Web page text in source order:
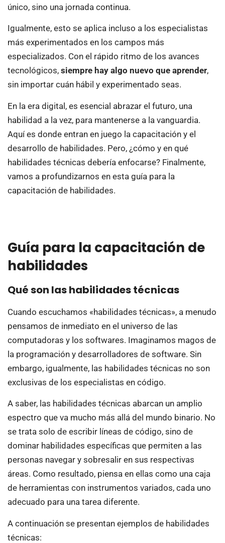
único, sino una jornada continua.
Igualmente, esto se aplica incluso a los especialistas
más experimentados en los campos más
especializados. Con el rápido ritmo de los avances
tecnológicos, siempre hay algo nuevo que aprender,
sin importar cuán hábil y experimentado seas.
En la era digital, es esencial abrazar el futuro, una
habilidad a la vez, para mantenerse a la vanguardia.
Aquí es donde entran en juego la capacitación y el
desarrollo de habilidades. Pero, ¿cómo y en qué
habilidades técnicas debería enfocarse? Finalmente,
vamos a profundizarnos en esta guía para la
capacitación de habilidades.
Guía para la capacitación de
habilidades
Qué son las habilidades técnicas
Cuando escuchamos «habilidades técnicas», a menudo
pensamos de inmediato en el universo de las
computadoras y los softwares. Imaginamos magos de
la programación y desarrolladores de software. Sin
embargo, igualmente, las habilidades técnicas no son
exclusivas de los especialistas en código.
A saber, las habilidades técnicas abarcan un amplio
espectro que va mucho más allá del mundo binario. No
se trata solo de escribir líneas de código, sino de
dominar habilidades específicas que permiten a las
personas navegar y sobresalir en sus respectivas
áreas. Como resultado, piensa en ellas como una caja
de herramientas con instrumentos variados, cada uno
adecuado para una tarea diferente.
A continuación se presentan ejemplos de habilidades
técnicas: